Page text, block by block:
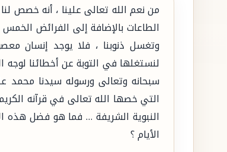
من نعم الله تعالى علينا ، أنه خصص
الطاعات بالإضافة إلى الفرائض الخمس
وتغسل ذنوبنا ، فلا يوجد إنسان
لنستغلها في التوبة عن أخطائنا لوجه
سبحانه وتعالى ورسوله سيدنا محمد
التي خصها الله تعالى في قرآنه
النبوية الشريفة … فما هو فضل هذه
الأيام ؟